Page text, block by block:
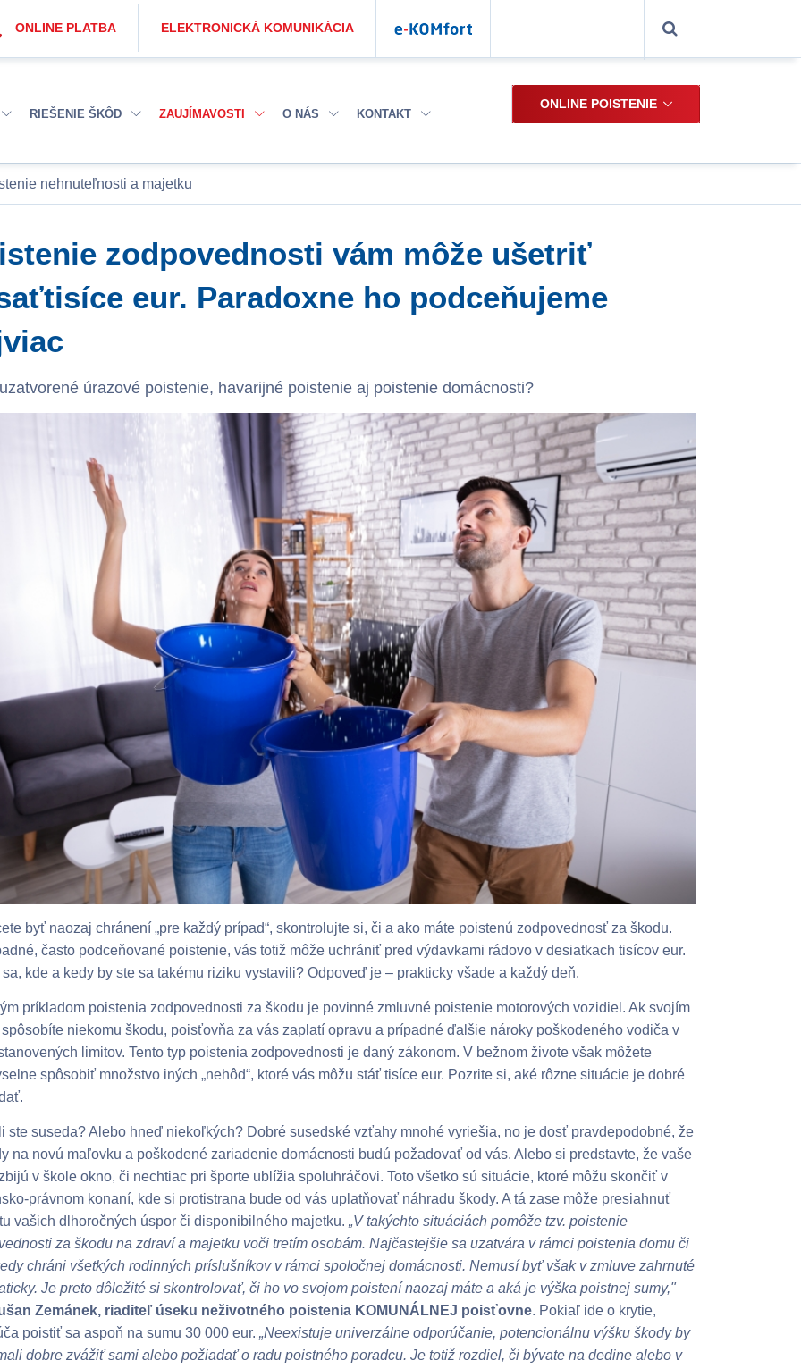
ONLINE PLATBA ELEKTRONICKÁ KOMUNIKÁCIA
RIEŠENIE ŠKÔD ZAUJÍMAVOSTI O NÁS KONTAKT
ONLINE POISTENIE
nehnuteľnosti a majetku
zodpovednosti vám môže ušetriť
eur. Paradoxne ho podceňujeme
úrazové poistenie, havarijné poistenie aj poistenie domácnosti?
byť naozaj chránení „pre každý prípad“, skontrolujte si, či a ako máte poistenú zodpovednosť za škodu.
často podceňované poistenie, vás totiž môže uchrániť pred výdavkami rádovo v desiatkach tisícov eur.
sa, kde a kedy by ste sa takému riziku vystavili? Odpoveď je – prakticky všade a každý deň.
príkladom poistenia zodpovednosti za škodu je povinné zmluvné poistenie motorových vozidiel. Ak svojím
niekomu škodu, poisťovňa za vás zaplatí opravu a prípadné ďalšie nároky poškodeného vodiča v
limitov. Tento typ poistenia zodpovednosti je daný zákonom. V bežnom živote však môžete
spôsobiť množstvo iných „nehôd“, ktoré vás môžu stáť tisíce eur. Pozrite si, aké rôzne situácie je dobré
ste suseda? Alebo hneď niekoľkých? Dobré susedské vzťahy mnohé vyriešia, no je dosť pravdepodobné, že
na novú maľovku a poškodené zariadenie domácnosti budú požadovať od vás. Alebo si predstavte, že vaše
v škole okno, či nechtiac pri športe ublížia spoluhráčovi. Toto všetko sú situácie, ktoré môžu skončiť v
právnom konaní, kde si protistrana bude od vás uplatňovať náhradu škody. A tá zase môže presiahnuť
vašich dlhoročných úspor či disponibilného majetku. „V takýchto situáciách pomôže tzv. poistenie
za škodu na zdraví a majetku voči tretím osobám. Najčastejšie sa uzatvára v rámci poistenia domu či
chráni všetkých rodinných príslušníkov v rámci spoločnej domácnosti. Nemusí byť však v zmluve zahrnuté
Je preto dôležité si skontrolovať, či ho vo svojom poistení naozaj máte a aká je výška poistnej sumy,"
Zemánek, riaditeľ úseku neživotného poistenia KOMUNÁLNEJ poisťovne. Pokiaľ ide o krytie,
poistiť sa aspoň na sumu 30 000 eur. „Neexistuje univerzálne odporúčanie, potencionálnu výšku škody by
dobre zvážiť sami alebo požiadať o radu poistného poradcu. Je totiž rozdiel, či bývate na dedine alebo v